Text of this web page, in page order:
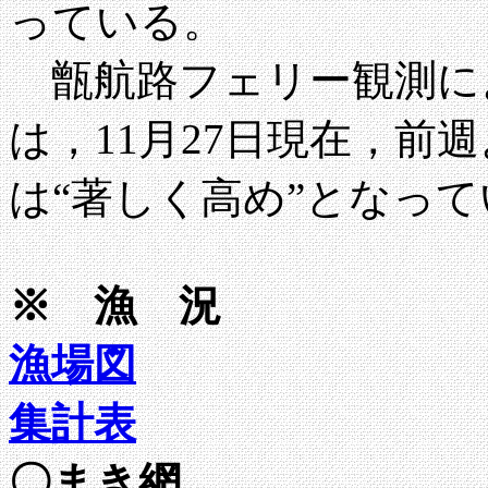
っている。
甑航路フェリー観測に
は，11月27日現在，前
は“著しく高め”となっ
※ 漁 況
漁場図
集計表